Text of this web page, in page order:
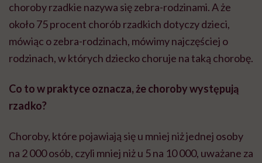
choroby rzadkie nazywa się zebra-rodzinami. A że
około 75 procent chorób rzadkich dotyczy dzieci,
mówiąc o zebra-rodzinach, mówimy najczęściej o
rodzinach, w których dziecko choruje na taką chorobę.
Co to w praktyce oznacza, że choroby występują
rzadko?
Choroby, które pojawiają się u mniej niż jednej osoby
na 2 000 osób, czyli mniej niż u 5 na 10 000, uważane za